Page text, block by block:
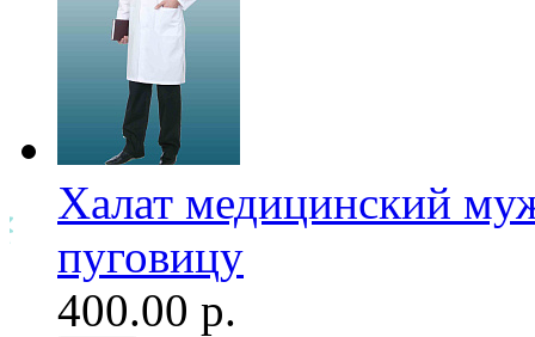
Халат медицинский
пуговицу
400.00 р.